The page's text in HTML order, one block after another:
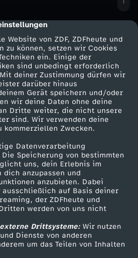
Website von ZDF, ZDFheute und
zu können, setzen wir Cookies
ein. Einige der
sind unbedingt erforderlich
deiner Zustimmung dürfen wir
darüber hinaus
Gerät speichern und/oder
wir deine Daten ohne deine
Dritte weiter, die nicht unsere
sind. Wir verwenden deine
kommerziellen Zwecken.
Datenverarbeitung
Die Speicherung von bestimmten
uns, dein Erlebnis im
dich anzupassen und
anzubieten. Dabei
auf Basis deiner
der ZDFheute und
werden von uns nicht
Drittsysteme:Wir nutzen
Dienste von anderen
um das Teilen von Inhalten
Service
ZDFmitreden
Kontakt zum ZDF
Tickets
Zuschauerservice
Hilfe